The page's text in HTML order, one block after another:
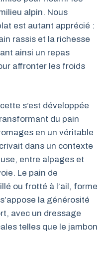
alpin. Nous
est autant apprécié :
rassis et la richesse
ainsi un repas
affronter les froids
s’est développée
du pain
en un véritable
dans un contexte
entre alpages et
Le pain de
ou frotté à l’ail, forme
la générosité
avec un dressage
telles que le jambon